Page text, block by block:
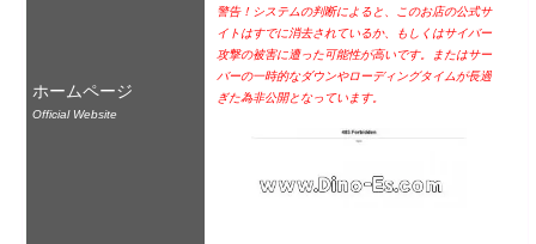
ホームページ
Official Website
警告！システムの判断によると、このお店の公式サ
イトはすでに消去されているか、もしくはサイバー
攻撃の被害に遭った可能性が高いです。またはサー
バーの一時的なダウンやローディングタイムが長過
ぎた為非公開となっています。